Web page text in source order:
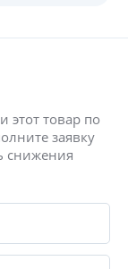
товар по
заявку
снижения